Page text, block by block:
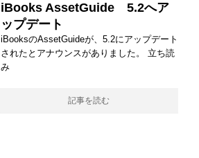
iBooks AssetGuide 5.2へア
ップデート
iBooksのAssetGuideが、5.2にアップデート
されたとアナウンスがありました。 立ち読
み
記事を読む